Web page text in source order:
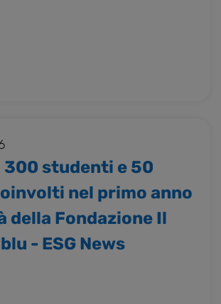
studenti e 50
nel primo anno
della Fondazione Il
- ESG News